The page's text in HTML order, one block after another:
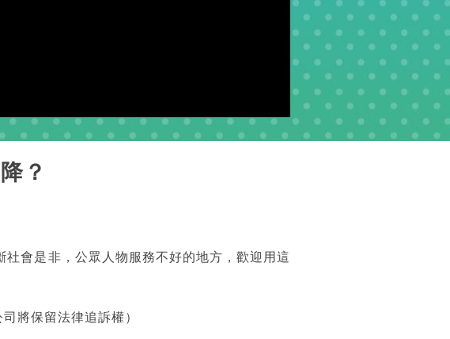
？
會是非，公眾人物服務不好的地方，歡迎用這
將保留法律追訴權）